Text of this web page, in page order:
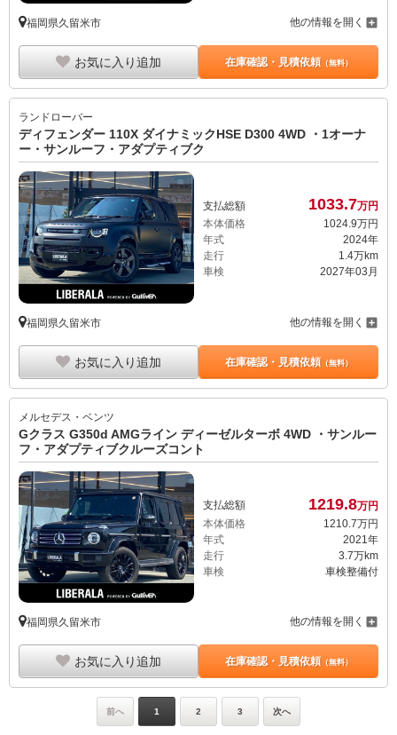
福岡県久留米市 他の情報を開く
お気に入り追加 在庫確認・見積依頼（無料）
ランドローバー
ディフェンダー 110X ダイナミックHSE D300 4WD ・1オーナ
ー・サンルーフ・アダプティブク
支払総額 1033.7万円
本体価格
1024.9万円
年式
2024年
走行
1.4万km
車検
2027年03月
福岡県久留米市 他の情報を開く
お気に入り追加 在庫確認・見積依頼（無料）
メルセデス・ベンツ
Gクラス G350d AMGライン ディーゼルターボ 4WD ・サンルー
フ・アダプティブクルーズコント
支払総額 1219.8万円
本体価格
1210. 7万円
年式
2021年
走行
3.7万km
車検
車検整備付
福岡県久留米市 他の情報を開く
お気に入り追加 在庫確認・見積依頼（無料）
前へ 1 2 3 次へ